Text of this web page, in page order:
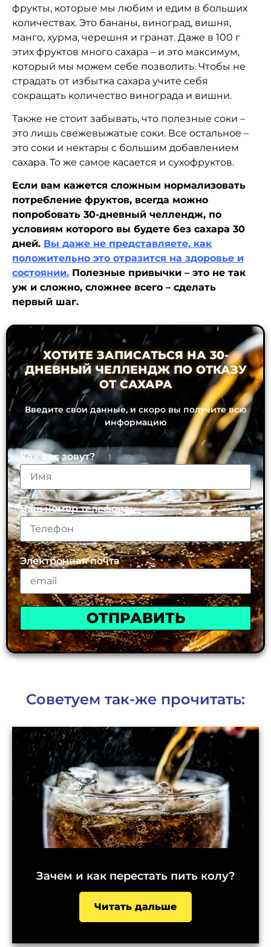
фрукты, которые мы любим и едим в больших
количествах. Это бананы, виноград, вишня,
манго, хурма, черешня и гранат. Даже в 100 г
этих фруктов много сахара – и это максимум,
который мы можем себе позволить. Чтобы не
страдать от избытка сахара учите себя
сокращать количество винограда и вишни.
Также не стоит забывать, что полезные соки –
это лишь свежевыжатые соки. Все остальное –
это соки и нектары с большим добавлением
сахара. То же самое касается и сухофруктов.
Если вам кажется сложным нормализовать
потребление фруктов, всегда можно
попробовать 30-дневный челлендж, по
условиям которого вы будете без сахара 30
дней. Вы даже не представляете, как
положительно это отразится на здоровье и
состоянии. Полезные привычки – это не так
уж и сложно, сложнее всего – сделать
первый шаг.
ХОТИТЕ ЗАПИСАТЬСЯ НА 30-
ДНЕВНЫЙ ЧЕЛЛЕНДЖ ПО ОТКАЗУ
ОТ САХАРА
Введите свои данные, и скоро вы получите всю
информацию
Как вас зовут?
Ваш номер телефона:
Электронная почта
ОТПРАВИТЬ
Советуем так-же прочитать:
Зачем и как перестать пить колу?
Читать дальше